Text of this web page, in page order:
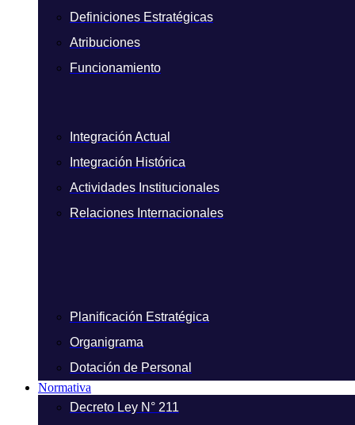
Definiciones Estratégicas
Atribuciones
Funcionamiento
Integración Actual
Integración Histórica
Actividades Institucionales
Relaciones Internacionales
Planificación Estratégica
Organigrama
Dotación de Personal
Normativa
Decreto Ley N° 211